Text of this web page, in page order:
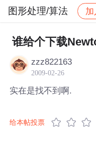
图形处理/算法 加
社区 图形处理/算法
谁给个下载
zzz822163
2009-02-26
实在是找不到啊.
给本帖投票